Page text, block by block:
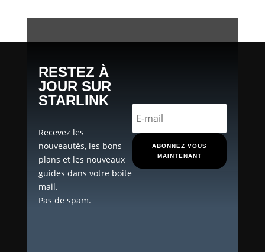
RESTEZ À
JOUR SUR
STARLINK
Recevez les
nouveautés, les bons
plans et les nouveaux
guides dans votre boite
mail.
Pas de spam.
ABONNEZ VOUS
MAINTENANT